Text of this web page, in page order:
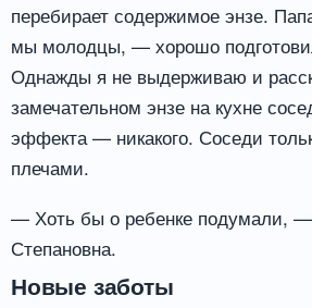
перебирает содержимое энзе.
мы молодцы, — хорошо
Однажды я не выдерживаю и
замечательном энзе на кухне
эффекта — никакого. Соседи
плечами.
— Хоть бы о ребенке подумали, —
Степановна.
Новые заботы